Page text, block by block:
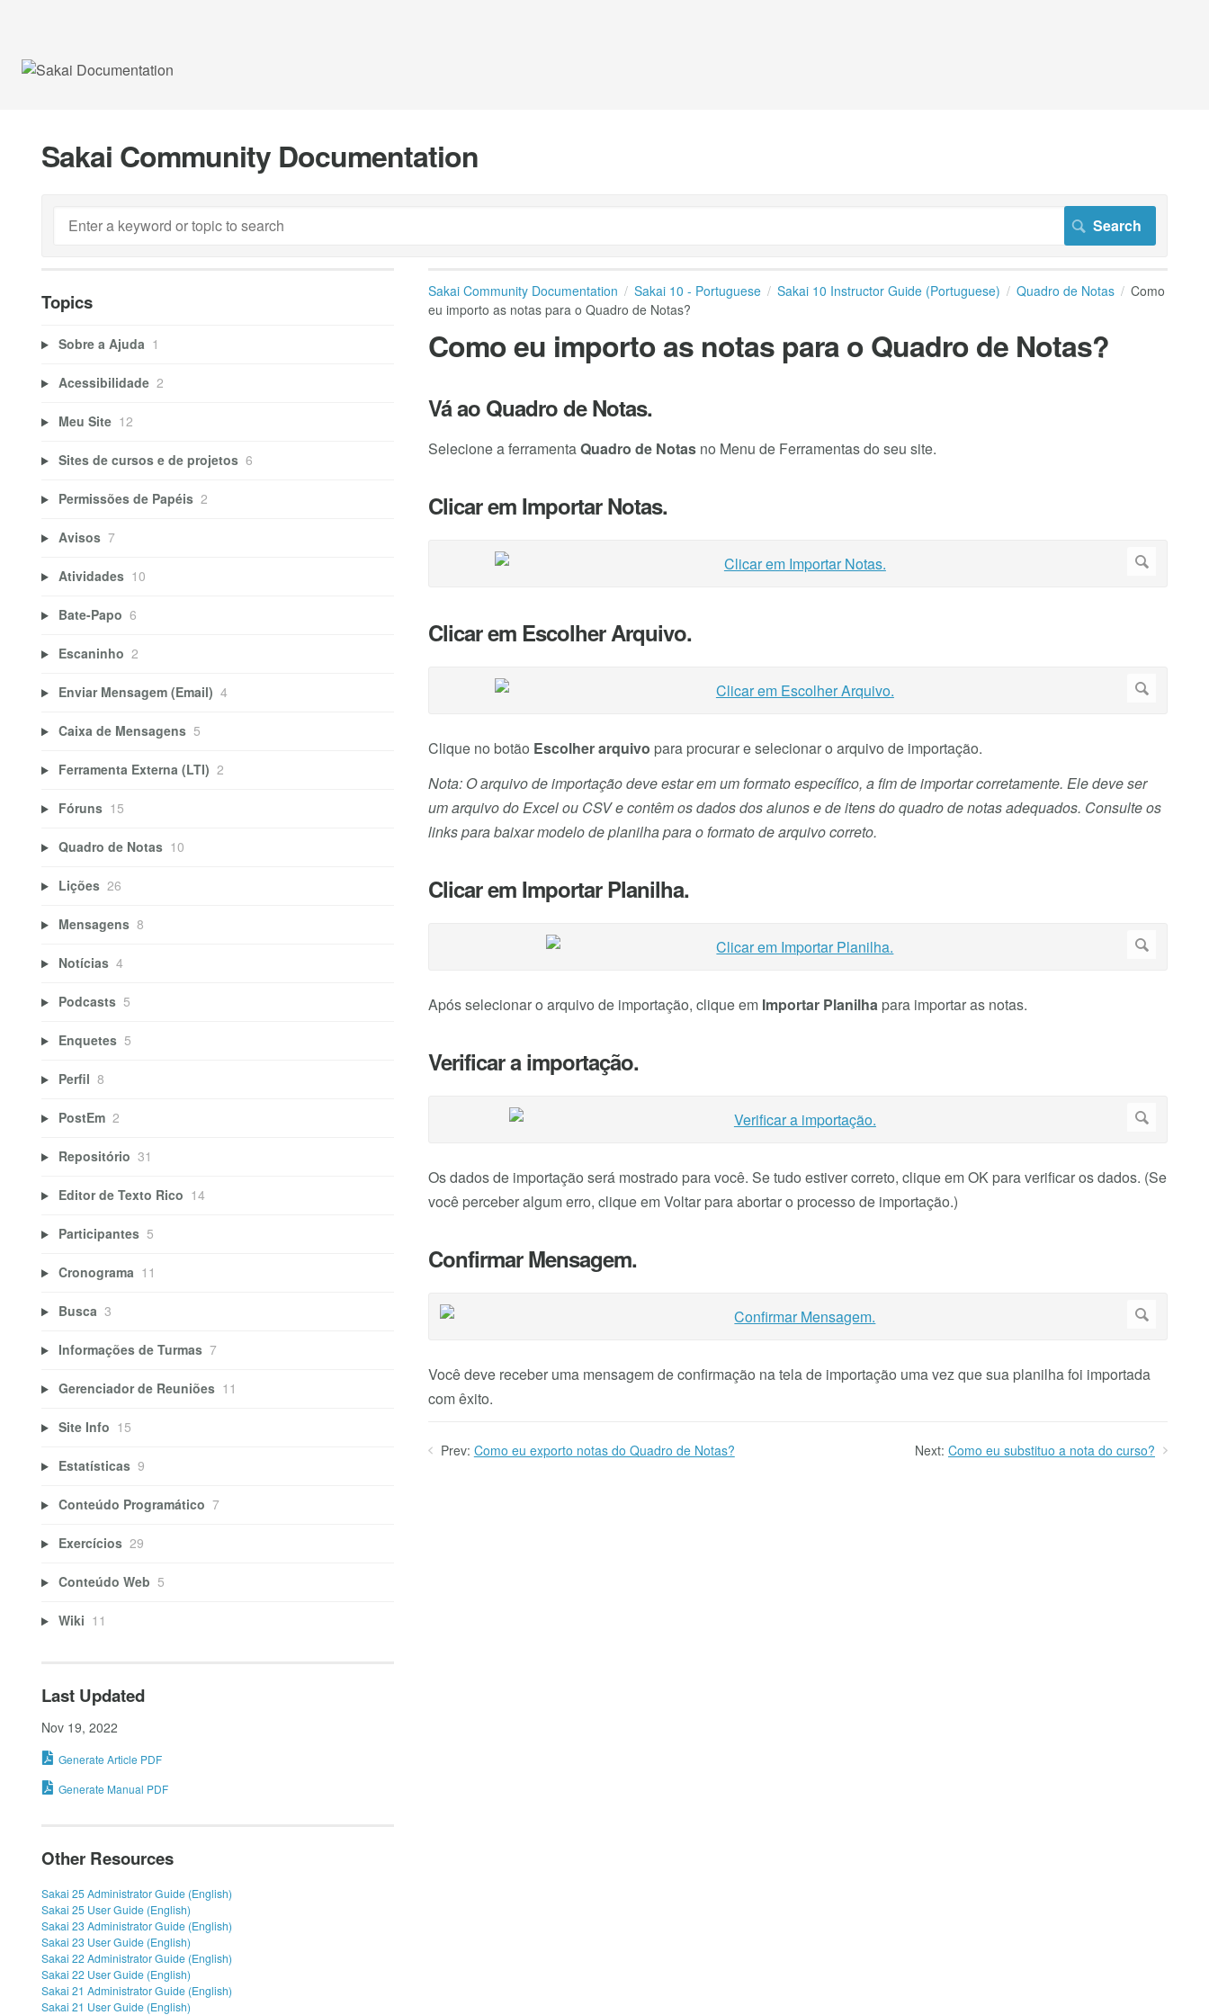
Sakai Community Documentation
Sakai Community Documentation Sakai 10 - Portuguese Sakai 10 Instructor Guide (Portuguese) Quadro de Notas
Como
eu importo as notas para o Quadro de Notas?
Como eu importo as notas para o Quadro de Notas?
Vá ao Quadro de Notas.
Selecione a ferramentaQuadro de Notasno Menu de Ferramentas do seu site.
Clicar em Importar Notas.
Clicar em Escolher Arquivo.
Clique no botão Escolher arquivo para procurar e selecionar o arquivo de importação.
Nota: O arquivo de importação deve estar em um formato específico, a fim de importar corretamente. Ele deve ser
um arquivo do Excel ou CSV e contêm os dados dos alunos e de itens do quadro de notas adequados. Consulte os
links para baixar modelo de planilha para o formato de arquivo correto.
Clicar em Importar Planilha.
Após selecionar o arquivo de importação, clique em Importar Planilhapara importar as notas.
Verificar a importação.
Os dados de importação será mostrado para você. Se tudo estiver correto, clique em OK para verificar os dados. (Se
você perceber algum erro, clique em Voltar para abortar o processo de importação.)
Confirmar Mensagem.
Você deve receber uma mensagem de confirmação na tela de importação uma vez que sua planilha foi importada
com êxito.
Prev: Como eu exporto notas do Quadro de Notas? Next: Como eu substituo a nota do curso?
Topics
Sobre a Ajuda 1
Acessibilidade 2
Meu Site 12
Sites de cursos e de projetos 6
Permissões de Papéis 2
Avisos 7
Atividades 10
Bate-Papo 6
Escaninho 2
Enviar Mensagem (Email) 4
Caixa de Mensagens 5
Ferramenta Externa (LTI) 2
Fóruns 15
Quadro de Notas 10
Lições 26
Mensagens 8
Notícias 4
Podcasts 5
Enquetes 5
Perfil 8
PostEm 2
Repositório 31
Editor de Texto Rico 14
Participantes 5
Cronograma 11
Busca 3
Informações de Turmas 7
Gerenciador de Reuniões 11
Site Info 15
Estatísticas 9
Conteúdo Programático 7
Exercícios 29
Conteúdo Web 5
Wiki 11
Last Updated
Nov 19, 2022
Generate Article PDF
Generate Manual PDF
Other Resources
Sakai 25 Administrator Guide (English)
Sakai 25 User Guide (English)
Sakai 23 Administrator Guide (English)
Sakai 23 User Guide (English)
Sakai 22 Administrator Guide (English)
Sakai 22 User Guide (English)
Sakai 21 Administrator Guide (English)
Sakai 21 User Guide (English)